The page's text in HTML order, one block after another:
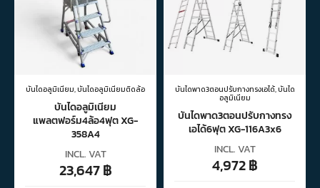
บันไดอลูมิเนียม,บันไดอลูมิเนียมติดล้อ
บันไดอลูมิเนียม
แพลตฟอร์ม4ล้อ4ฟุต XG-
358A4
INCL. VAT
23,647฿
บันไดพาด3ตอนปรับกางทรงเอได้,บันได
อลูมิเนียม
บันไดพาด3ตอนปรับกางทรง
เอได้6ฟุต XG-116A3x6
INCL. VAT
4,972฿